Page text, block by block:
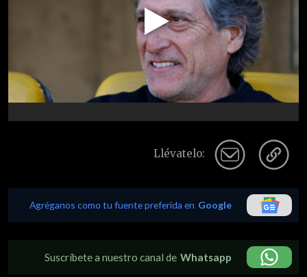
Play
Video
Llévatelo:
Agréganos como tu fuente preferida en Google
Suscríbete a nuestro canal de Whatsapp